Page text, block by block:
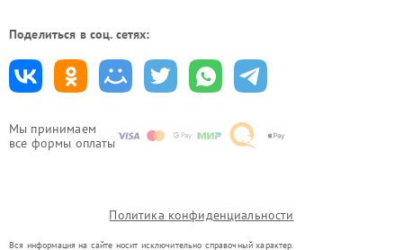
Мы принимаем
все формы оплаты
Поделиться в соц. сетях:
Политика конфиденциальности
Вся информация на сайте носит исключительно справочный характер.